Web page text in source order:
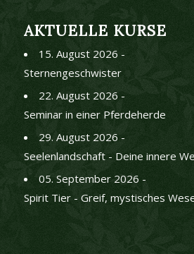
AKTUELLE KURSE
15. August 2026 -
Sternengeschwister
22. August 2026 -
Seminar in einer Pferdeherde
29. August 2026 -
Seelenlandschaft - Deine innere
05. September 2026 -
Spirit Tier - Greif, mystisches